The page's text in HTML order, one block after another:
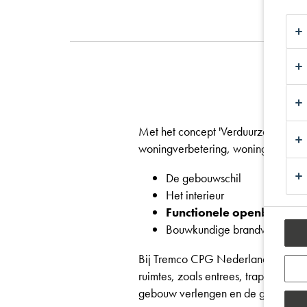
Met het concept 'Verduurzamen
woningverbetering,
De gebouwschil
Het interieur
Functionele openbare
Bouwkundige brandveiligheid
Bij Tremco CPG Nederland zijn
ruimtes, zoals entrees,
gebouw verlengen en de